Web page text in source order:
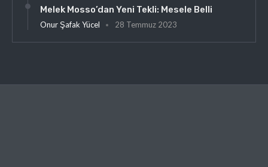
Melek Mosso’dan Yeni Tekli: Mesele Belli
Onur Şafak Yücel 28 Temmuz 2023